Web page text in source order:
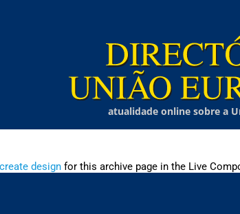
atualidade online sobre a
create designfor this archive page in the Live